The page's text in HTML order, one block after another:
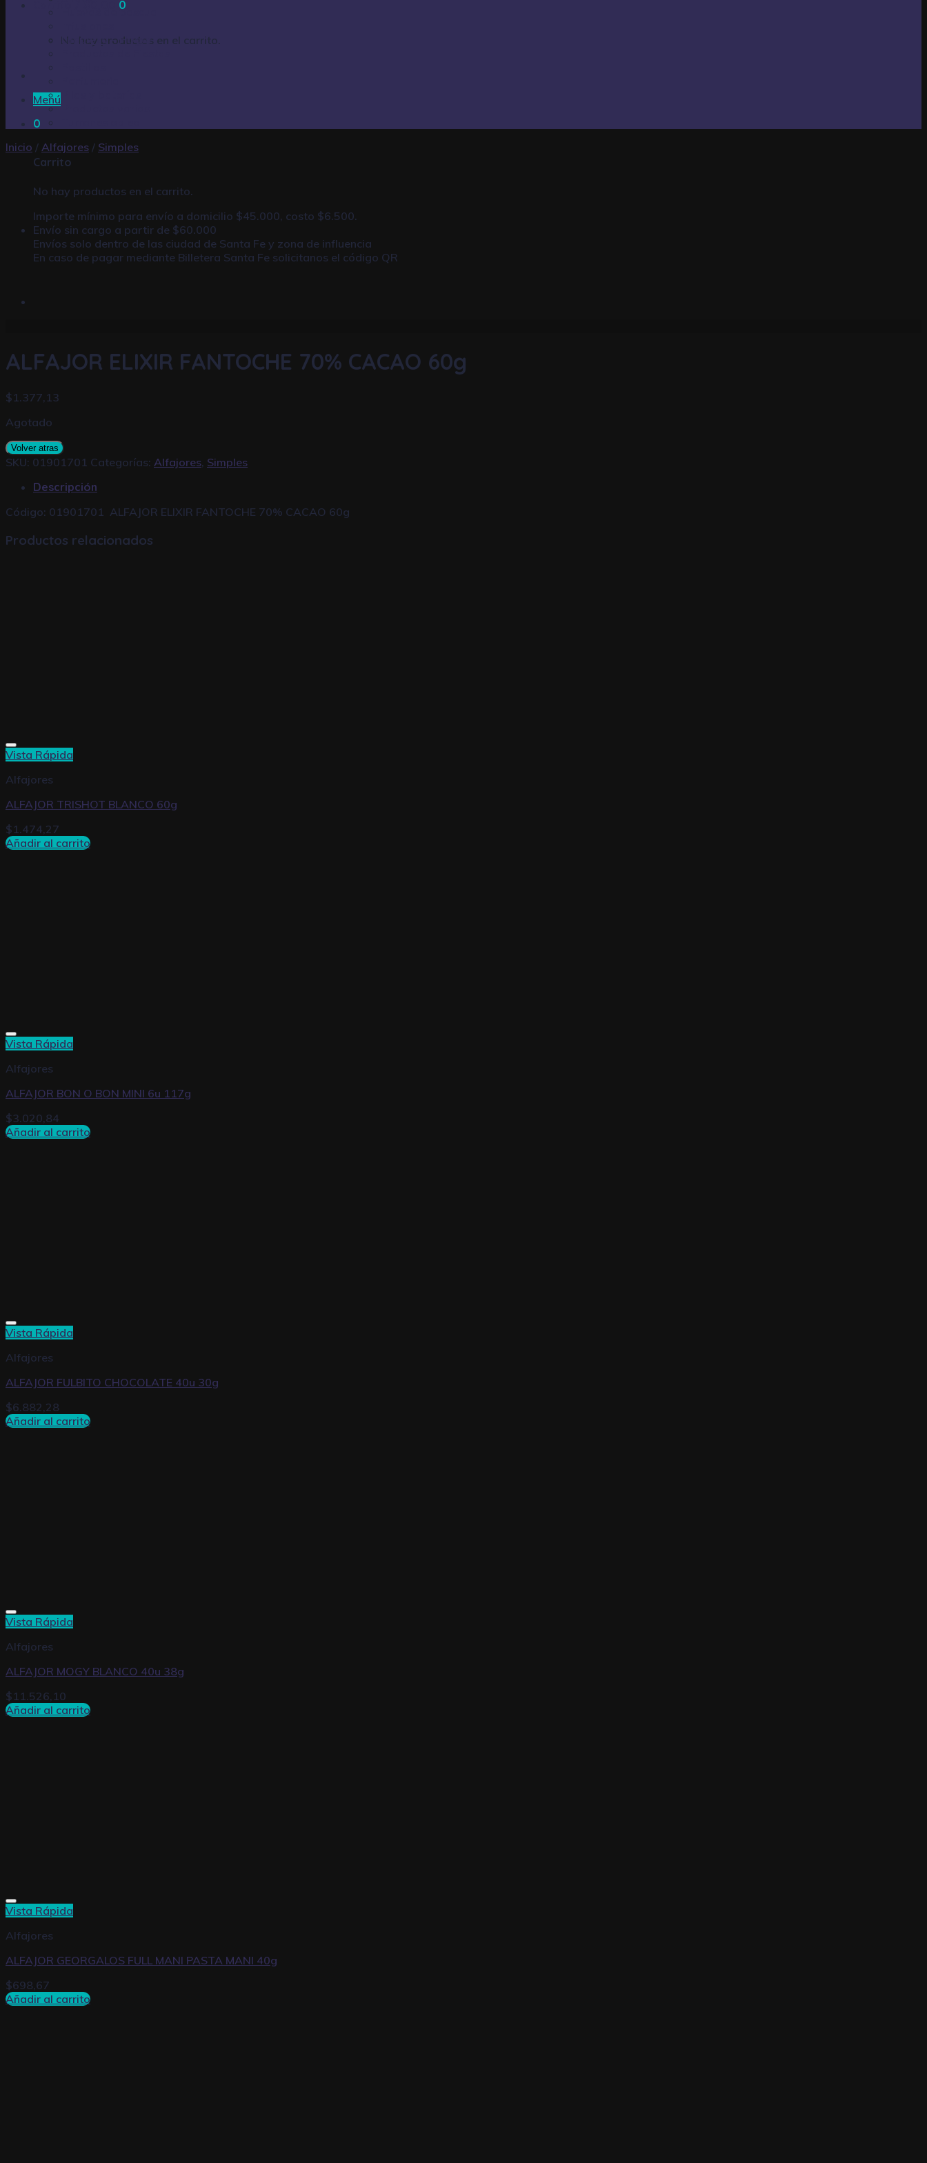
Carrito / 0
No hay productos en el carrito.
Menú
0
Carrito
No hay productos en el carrito.
Importe mínimo para envío a domicilio $45.000, costo $6.500.
Envío sin cargo a partir de $60.000
Envíos solo dentro de las ciudad de Santa Fe y zona de influencia
En caso de pagar mediante Billetera Santa Fe solicitanos el código QR
Huevos de pascua
Limpieza – Hogar
Inicio / Alfajores / Simples
ALFAJOR ELIXIR FANTOCHE 70% CACAO 60g
$ 1.377,13
Agotado
Volver atras
SKU: 01901701 Categorías: Alfajores, Simples
Descripción
Código: 01901701 ALFAJOR ELIXIR FANTOCHE 70% CACAO 60g
Productos relacionados
Vista Rápida
Alfajores
ALFAJOR TRISHOT BLANCO 60g
$1.474,27
Añadir al carrito
Vista Rápida
Alfajores
ALFAJOR BON O BON MINI 6u 117g
$3.020,84
Añadir al carrito
Vista Rápida
Alfajores
ALFAJOR FULBITO CHOCOLATE 40u 30g
$6.882,28
Añadir al carrito
Vista Rápida
Alfajores
ALFAJOR MOGY BLANCO 40u 38g
$11.526,10
Añadir al carrito
Vista Rápida
Alfajores
ALFAJOR GEORGALOS FULL MANI PASTA MANI 40g
$698,67
Añadir al carrito